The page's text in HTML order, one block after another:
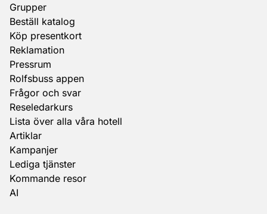
Grupper
Beställ katalog
Köp presentkort
Reklamation
Pressrum
Rolfsbuss appen
Frågor och svar
Reseledarkurs
Lista över alla våra hotell
Artiklar
Kampanjer
Lediga tjänster
Kommande resor
AI